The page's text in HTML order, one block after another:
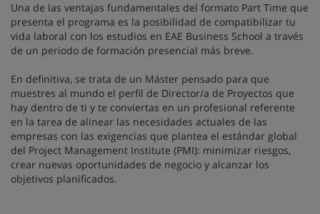
Una de las ventajas fundamentales del formato Part Time que
presenta el programa es la posibilidad de compatibilizar tu
vida laboral con los estudios en EAE Business School a través
de un periodo de formación presencial más breve.
En definitiva, se trata de un Máster pensado para que
muestres al mundo el perfil de Director/a de Proyectos que
hay dentro de ti y te conviertas en un profesional referente
en la tarea de alinear las necesidades actuales de las
empresas con las exigencias que plantea el estándar global
del Project Management Institute (PMI): minimizar riesgos,
crear nuevas oportunidades de negocio y alcanzar los
objetivos planificados.